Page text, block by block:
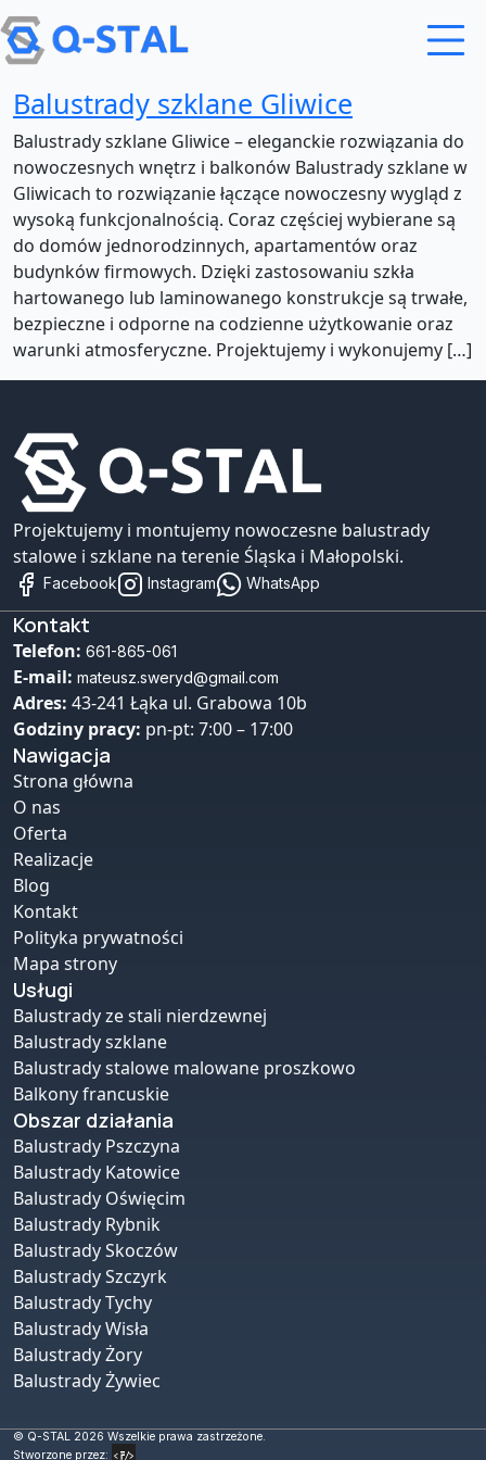
Przejdź do treści
Balustrady szklane Gliwice
Balustrady szklane Gliwice – eleganckie rozwiązania do
nowoczesnych wnętrz i balkonów Balustrady szklane w
Gliwicach to rozwiązanie łączące nowoczesny wygląd z
wysoką funkcjonalnością. Coraz częściej wybierane są
do domów jednorodzinnych, apartamentów oraz
budynków firmowych. Dzięki zastosowaniu szkła
hartowanego lub laminowanego konstrukcje są trwałe,
bezpieczne i odporne na codzienne użytkowanie oraz
warunki atmosferyczne. Projektujemy i wykonujemy […]
Projektujemy i montujemy nowoczesne balustrady
stalowe i szklane na terenie Śląska i Małopolski.
Facebook Instagram WhatsApp
Kontakt
Telefon: 661-865-061
E-mail: mateusz.sweryd@gmail.com
Adres: 43-241 Łąka ul. Grabowa 10b
Godziny pracy: pn-pt: 7:00 – 17:00
Nawigacja
Strona główna
O nas
Oferta
Realizacje
Blog
Kontakt
Polityka prywatności
Mapa strony
Usługi
Balustrady ze stali nierdzewnej
Balustrady szklane
Balustrady stalowe malowane proszkowo
Balkony francuskie
Obszar działania
Balustrady Pszczyna
Balustrady Katowice
Balustrady Oświęcim
Balustrady Rybnik
Balustrady Skoczów
Balustrady Szczyrk
Balustrady Tychy
Balustrady Wisła
Balustrady Żory
Balustrady Żywiec
© Q-STAL 2026 Wszelkie prawa zastrzeżone.
Stworzone przez: